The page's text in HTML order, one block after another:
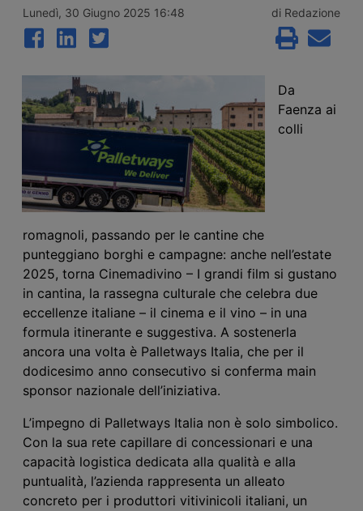
seconda racconta la street art nei parchi
logistici.
Lunedì, 30 Giugno 2025 16:48 di Redazione
Da
Faenza ai
colli
romagnoli, passando per le cantine che
punteggiano borghi e campagne: anche nell’estate
2025, torna Cinemadivino – I grandi film si gustano
in cantina, la rassegna culturale che celebra due
eccellenze italiane – il cinema e il vino – in una
formula itinerante e suggestiva. A sostenerla
ancora una volta è Palletways Italia, che per il
dodicesimo anno consecutivo si conferma main
sponsor nazionale dell’iniziativa.
L’impegno di Palletways Italia non è solo simbolico.
Con la sua rete capillare di concessionari e una
capacità logistica dedicata alla qualità e alla
puntualità, l’azienda rappresenta un alleato
concreto per i produttori vitivinicoli italiani, un